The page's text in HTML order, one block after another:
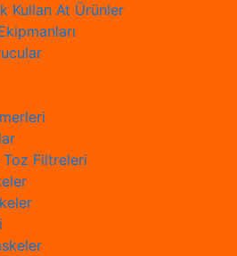
Kullan At Ürünler
Toz Filtreleri